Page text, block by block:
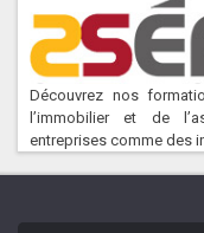
Découvrez nos
l’immobilier et de
entreprises comme des